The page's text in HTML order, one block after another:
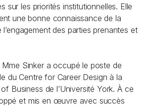
sur les priorités institutionnelles. Elle
une bonne connaissance de la
des parties prenantes et
Mme Sinker a occupé le poste de
du Centre for Career Design à la
Business de l’Université York. À ce
et mis en œuvre avec succès